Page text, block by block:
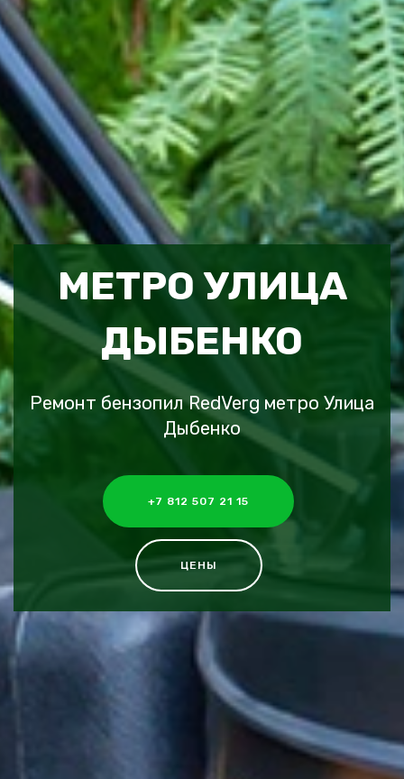
МЕТРО УЛИЦА
ДЫБЕНКО
Ремонт бензопил RedVerg метро Улица
Дыбенко
+7 812 507 21 15
ЦЕНЫ